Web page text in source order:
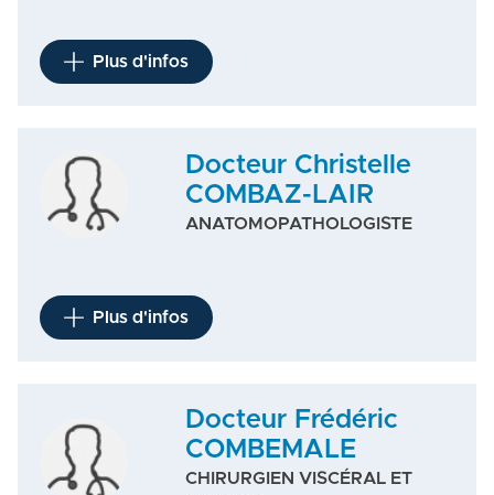
Plus d'infos
Docteur Christelle
COMBAZ-LAIR
ANATOMOPATHOLOGISTE
Plus d'infos
Docteur Frédéric
COMBEMALE
CHIRURGIEN VISCÉRAL ET